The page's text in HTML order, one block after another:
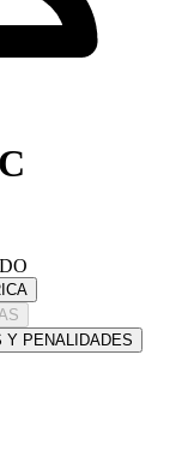
Y PENALIDADES